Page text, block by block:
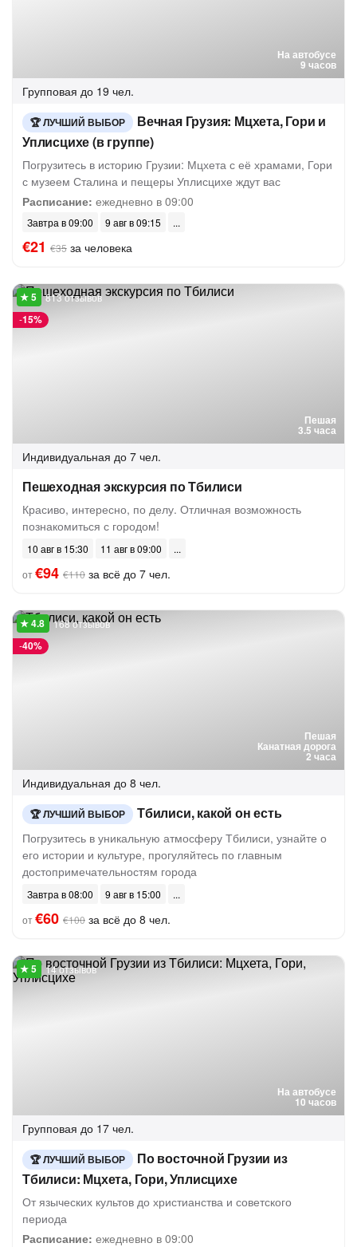
На автобусе
9 часов
Групповая до 19 чел.
ЛУЧШИЙ ВЫБОР
Вечная Грузия: Мцхета, Гори и
Уплисцихе (в группе)
Погрузитесь в историю Грузии: Мцхета с её храмами, Гори
с музеем Сталина и пещеры Уплисцихе ждут вас
Расписание: ежедневно в 09:00
Завтра в 09:00 9 авг в 09:15
€21 €35 за человека
Пешая
3.5 часа
-15%
813 отзывов
Индивидуальная до 7 чел.
Пешеходная экскурсия по Тбилиси
Красиво, интересно, по делу. Отличная возможность
познакомиться с городом!
10 авг в 15:30
11 авг в 09:00
от€94 €110 за всё до 7 чел.
Пешая
Канатная дорога
2 часа
-40%
168 отзывов
Индивидуальная до 8 чел.
ЛУЧШИЙ ВЫБОР Тбилиси, какой он есть
Погрузитесь в уникальную атмосферу Тбилиси, узнайте о
его истории и культуре, прогуляйтесь по главным
достопримечательностям города
Завтра в 08:00
9 авг в 15:00
от€60 €100 за всё до 8 чел.
На автобусе
10 часов
14 отзывов
Групповая до 17 чел.
ЛУЧШИЙ ВЫБОР
По восточной Грузии из
Тбилиси: Мцхета, Гори, Уплисцихе
От языческих культов до христианства и советского
периода
Расписание: ежедневно в 09:00